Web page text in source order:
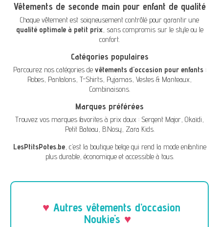
Vêtements de seconde main pour enfant de qualité
Chaque vêtement est soigneusement contrôlé pour garantir une
qualité optimale à petit prix, sans compromis sur le style ou le
confort.
Catégories populaires
Parcourez nos catégories de vêtements d'occasion pour enfants:
Robes, Pantalons, T-Shirts, Pyjamas, Vestes & Manteaux,
Combinaisons.
Marques préférées
Trouvez vos marques favorites à prix doux : Sergent Major, Okaïdi,
Petit Bateau, B.Nosy, Zara Kids.
LesPtitsPotes.be, c’est la boutique belge qui rend la mode enfantine
plus durable, économique et accessible à tous.
Autres vêtements d’occasion
Noukie's